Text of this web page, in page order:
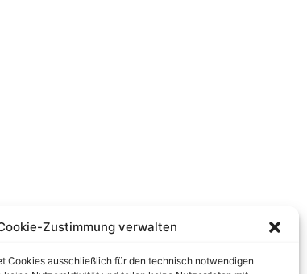
Zustimmung verwalten
Cookies ausschließlich für den technisch notwendigen